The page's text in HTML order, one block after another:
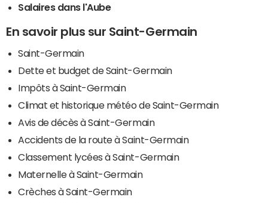
Salaires dans l'Aube
En savoir plus sur Saint-Germain
Saint-Germain
Dette et budget de Saint-Germain
Impôts à Saint-Germain
Climat et historique météo de Saint-Germain
Avis de décès à Saint-Germain
Accidents de la route à Saint-Germain
Classement lycées à Saint-Germain
Maternelle à Saint-Germain
Crèches à Saint-Germain